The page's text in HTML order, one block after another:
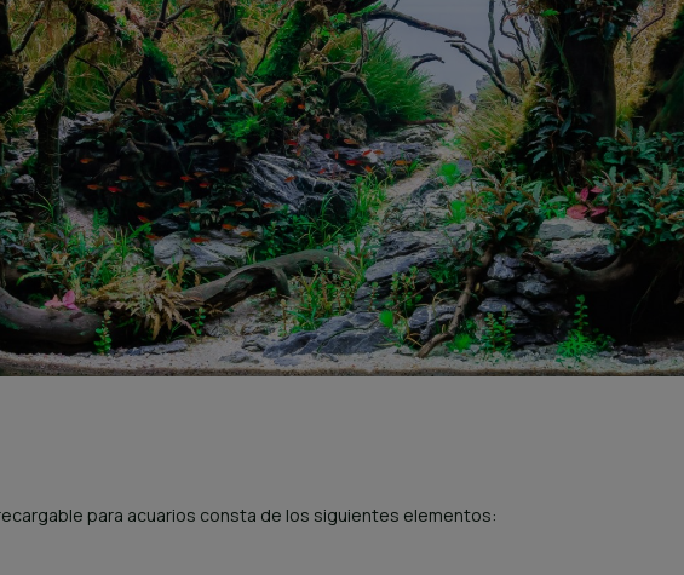
para acuarios consta de los siguientes elementos: